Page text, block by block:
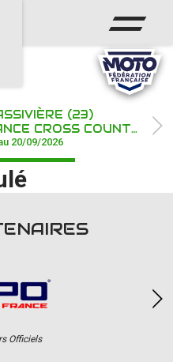
(23)
COUNTRY IPONE
20/09/2026
Officiels